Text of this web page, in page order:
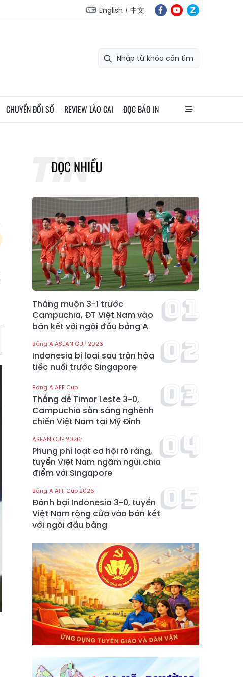
English 中文
CHUYỂN ĐỔI SỐ REVIEW LÀO CAI ĐỌC BÁO IN
ĐỌC NHIỀU
Thắng muộn 3-1 trước
Campuchia, ĐT Việt Nam vào
bán kết với ngôi đầu bảng A
Bảng A ASEAN CUP 2026
Indonesia bị loại sau trận hòa
tiếc nuối trước Singapore
Bảng A AFF Cup
Thắng dễ Timor Leste 3-0,
Campuchia sẵn sàng nghênh
chiến Việt Nam tại Mỹ Đình
ASEAN CUP 2026:
Phung phí loạt cơ hội rõ ràng,
tuyển Việt Nam ngậm ngùi chia
điểm với Singapore
Bảng A AFF Cup 2026
Đánh bại Indonesia 3-0, tuyển
Việt Nam rộng cửa vào bán kết
với ngôi đầu bảng